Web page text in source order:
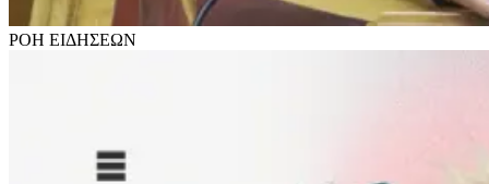
ΡΟΗ ΕΙΔΗΣΕΩΝ